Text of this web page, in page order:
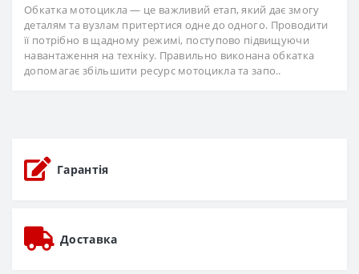
Обкатка мотоцикла — це важливий етап, який дає змогу
деталям та вузлам притертися одне до одного. Проводити
її потрібно в щадному режимі, поступово підвищуючи
навантаження на техніку. Правильно виконана обкатка
допомагає збільшити ресурс мотоцикла та запо..
Гарантія
Доставка